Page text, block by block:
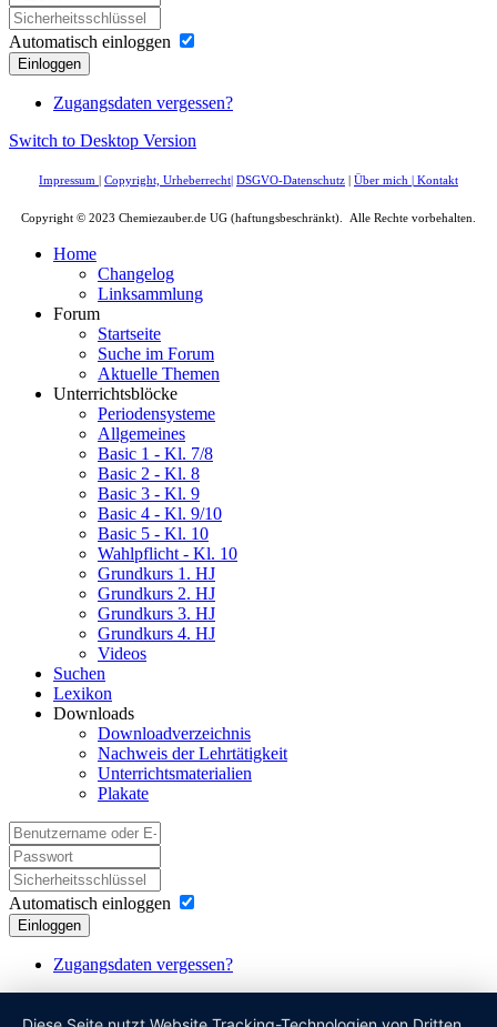
Automatisch einloggen
Einloggen
Zugangsdaten vergessen?
Switch to Desktop Version
Impressum Copyright, Urheberrecht DSGVO-Datenschutz Über mich Kontakt
Copyright © 2023 Chemiezauber.de UG (haftungsbeschränkt). Alle Rechte vorbehalten.
Home
Changelog
Linksammlung
Forum
Startseite
Suche im Forum
Aktuelle Themen
Unterrichtsblöcke
Periodensysteme
Allgemeines
Basic 1 - Kl. 7/8
Basic 2 - Kl. 8
Basic 3 - Kl. 9
Basic 4 - Kl. 9/10
Basic 5 - Kl. 10
Wahlpflicht - Kl. 10
Grundkurs 1. HJ
Grundkurs 2. HJ
Grundkurs 3. HJ
Grundkurs 4. HJ
Videos
Suchen
Lexikon
Downloads
Downloadverzeichnis
Nachweis der Lehrtätigkeit
Unterrichtsmaterialien
Plakate
Automatisch einloggen
Einloggen
Zugangsdaten vergessen?